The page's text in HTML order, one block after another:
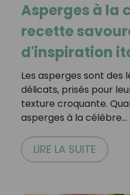
Asperges à la
recette
d'inspiration
Les asperges sont des
délicats, prisés pour
texture croquante.
asperges à la célèbre…
LIRE LA SUITE